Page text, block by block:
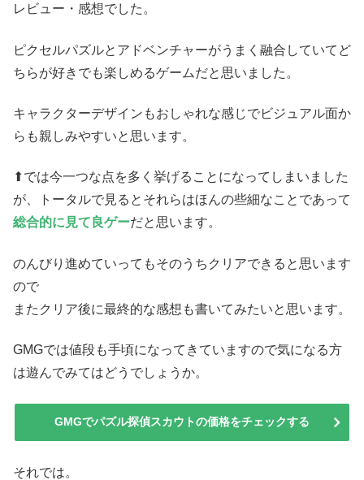
レビュー・感想でした。
ピクセルパズルとアドベンチャーがうまく融合していてど
ちらが好きでも楽しめるゲームだと思いました。
キャラクターデザインもおしゃれな感じでビジュアル面か
らも親しみやすいと思います。
⬆では今一つな点を多く挙げることになってしまいました
が、トータルで見るとそれらはほんの些細なことであって
総合的に見て良ゲーだと思います。
のんびり進めていってもそのうちクリアできると思います
ので
またクリア後に最終的な感想も書いてみたいと思います。
GMGでは値段も手頃になってきていますので気になる方
は遊んでみてはどうでしょうか。
GMGでパズル探偵スカウトの価格をチェックする
それでは。